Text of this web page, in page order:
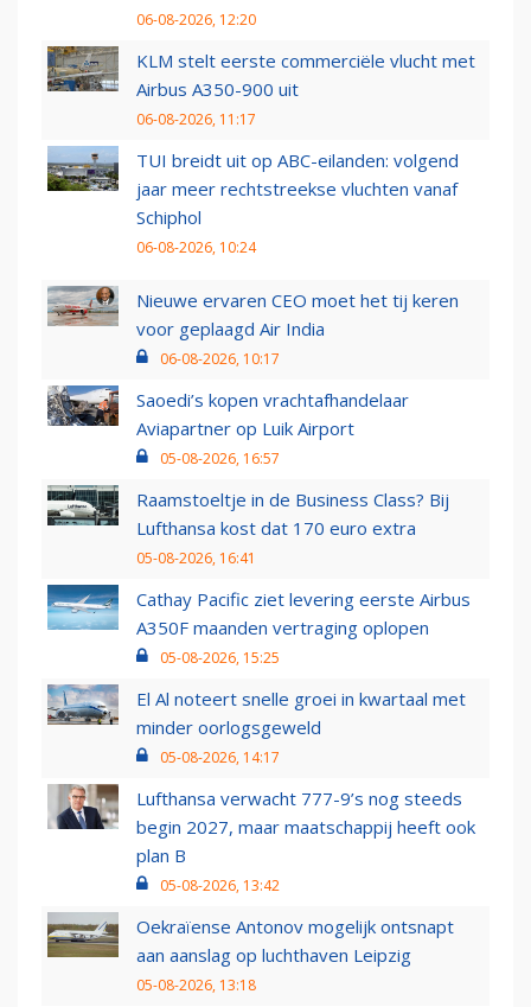
06-08-2026, 12:20
KLM stelt eerste commerciële vlucht met
Airbus A350-900 uit
06-08-2026, 11:17
TUI breidt uit op ABC-eilanden: volgend
jaar meer rechtstreekse vluchten vanaf
Schiphol
06-08-2026, 10:24
Nieuwe ervaren CEO moet het tij keren
voor geplaagd Air India
06-08-2026, 10:17
Saoedi’s kopen vrachtafhandelaar
Aviapartner op Luik Airport
05-08-2026, 16:57
Raamstoeltje in de Business Class? Bij
Lufthansa kost dat 170 euro extra
05-08-2026, 16:41
Cathay Pacific ziet levering eerste Airbus
A350F maanden vertraging oplopen
05-08-2026, 15:25
El Al noteert snelle groei in kwartaal met
minder oorlogsgeweld
05-08-2026, 14:17
Lufthansa verwacht 777-9’s nog steeds
begin 2027, maar maatschappij heeft ook
plan B
05-08-2026, 13:42
Oekraïense Antonov mogelijk ontsnapt
aan aanslag op luchthaven Leipzig
05-08-2026, 13:18